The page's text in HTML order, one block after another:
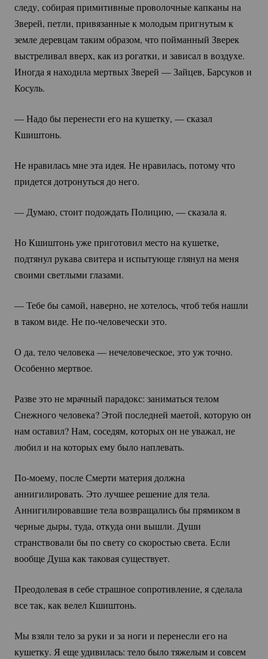
следу, собирая примитивные проволочные капканы на
Зверей, петли, привязанные к молодым пригнутым к
земле деревцам таким образом, что пойманный Зверек
выстреливал вверх, как из рогатки, и зависал в воздухе.
Иногда я находила мертвых Зверей — Зайцев, Барсуков и
Косуль.
— Надо бы перенести его на кушетку, — сказал
Кшиштонь.
Не нравилась мне эта идея. Не нравилась, потому что
придется дотронуться до него.
— Думаю, стоит подождать Полицию, — сказала я.
Но Кшиштонь уже приготовил место на кушетке,
подтянул рукава свитера и испытующе глянул на меня
своими светлыми глазами.
— Тебе бы самой, наверно, не хотелось, чтоб тебя нашли
в таком виде. Непо-человечески это.
О да, тело человека — нечеловеческое, это уж точно.
Особенно мертвое.
Разве это не мрачный парадокс: заниматься телом
Снежного человека? Этой последней маетой, которую он
нам оставил? Нам, соседям, которых он не уважал, не
любил и на которых ему было наплевать.
По-моему, после Смерти материя должна
аннигилировать. Это лучшее решение для тела.
Аннигилировавшие тела возвращались бы прямиком в
черные дыры, туда, откуда они вышли. Души
странствовали бы по свету со скоростью света. Если
вообще Душа как таковая существует.
Преодолевая в себе страшное сопротивление, я сделала
все так, как велел Кшиштонь.
Мы взяли тело за руки и за ноги и перенесли его на
кушетку. Я еще удивилась: тело было тяжелым и совсем